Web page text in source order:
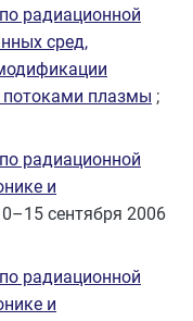
радиационной
сред,
потоками плазмы ;
радиационной
и
сентября 2006
радиационной
и